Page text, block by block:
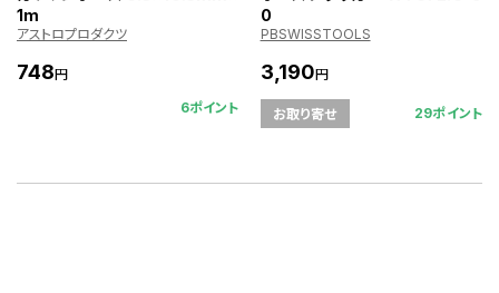
1m
アストロプロダクツ
748円
6ポイント
0
PBSWISSTOOLS
3,190円
お取り寄せ 29ポイント